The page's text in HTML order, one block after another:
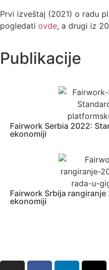
Prvi izveštaj (2021) o radu
pogledati ovde, a drugi iz
Publikacije
Fairwork Serbia 2022:
ekonomiji
Fairwork Srbija
ekonomiji